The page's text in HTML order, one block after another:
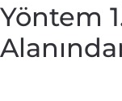
Yöntem